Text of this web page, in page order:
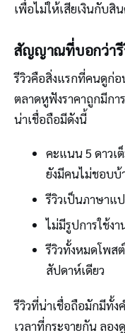
เพื่อไม่ให้เสียเงินกับสิ
สัญญาณที่บอกว่ารี
รีวิวคือสิ่งแรกที่คนดูก่
ตลาดหูฟังราคาถูกมีกา
น่าเชื่อถือมีดังนี้
คะแนน 5 ดาวเ
ยังมีคนไม่ชอบบ้
รีวิวเป็นภาษาแ
ไม่มีรูปการใช้ง
รีวิวทั้งหมดโพส
สัปดาห์เดียว
รีวิวที่น่าเชื่อถือมักมีทั้ง
เวลาที่กระจายกัน ลอง